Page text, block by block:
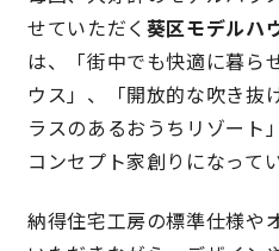
徹底したコストダウン
頑丈で長持ちの外壁
2030年の省エネ基準
100年点検住宅
せていただく 葵区モデルハ
は、「街中でも快適に暮ら
ウス」、「開放的な吹き抜
ラスのあるおうちリゾート
コンセプト家創りになってい
納得住宅工房の標準仕様や